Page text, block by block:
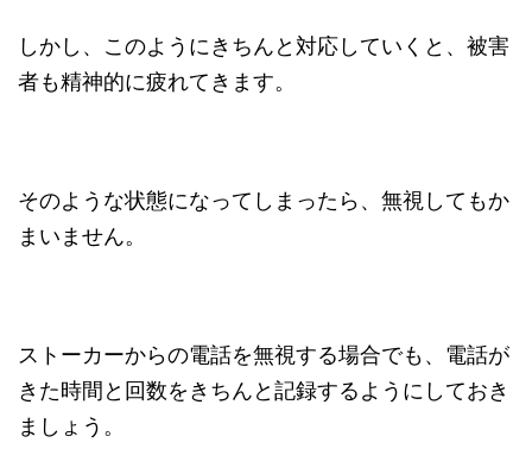
しかし、このようにきちんと対応していくと、被害
者も精神的に疲れてきます。
そのような状態になってしまったら、無視してもか
まいません。
ストーカーからの電話を無視する場合でも、電話が
きた時間と回数をきちんと記録するようにしておき
ましょう。